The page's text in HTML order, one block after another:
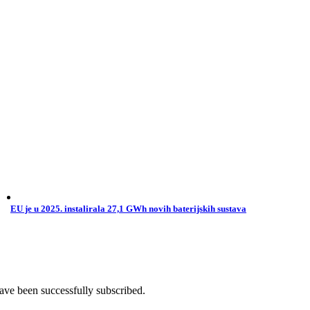
EU je u 2025. instalirala 27,1 GWh novih baterijskih sustava
been successfully subscribed.